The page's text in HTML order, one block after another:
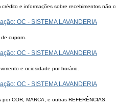
crédito e informações sobre recebimentos não
OC - SISTEMA LAVANDERIA
cupom.
OC - SISTEMA LAVANDERIA
e ociosidade por horário.
OC - SISTEMA LAVANDERIA
COR, MARCA, e outras REFERÊNCIAS.